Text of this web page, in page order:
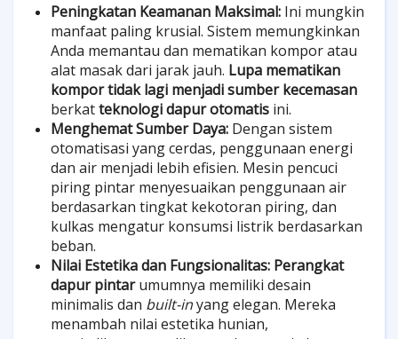
Peningkatan Keamanan Maksimal: Ini mungkin
manfaat paling krusial. Sistem memungkinkan
Anda memantau dan mematikan kompor atau
alat masak dari jarak jauh. Lupa mematikan
kompor tidak lagi menjadi sumber kecemasan
berkatteknologi dapur otomatis ini.
Menghemat Sumber Daya: Dengan sistem
otomatisasi yang cerdas, penggunaan energi
dan air menjadi lebih efisien. Mesin pencuci
piring pintar menyesuaikan penggunaan air
berdasarkan tingkat kekotoran piring, dan
kulkas mengatur konsumsi listrik berdasarkan
beban.
Nilai Estetika dan Fungsionalitas: Perangkat
dapur pintarumumnya memiliki desain
minimalis dan built-inyang elegan. Mereka
menambah nilai estetika hunian,